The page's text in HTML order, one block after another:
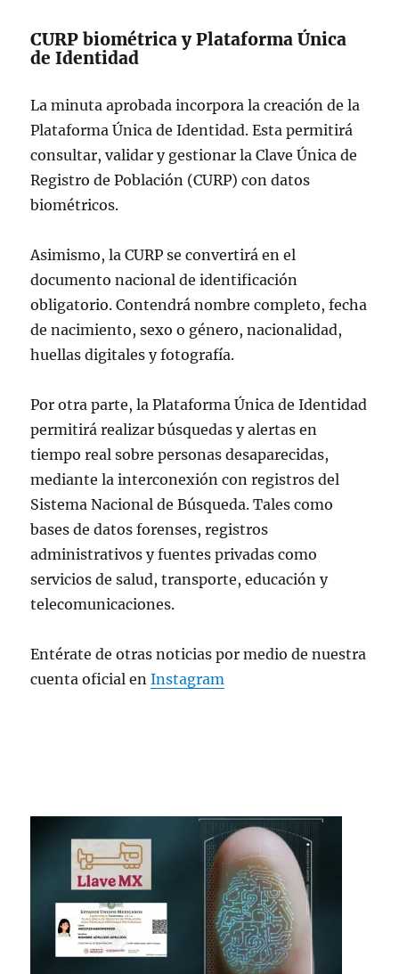
— H. Cámara de Diputados
CURP biométrica y Plataforma Única
de Identidad
La minuta aprobada incorpora la creación de la
Plataforma Única de Identidad. Esta permitirá
consultar, validar y gestionar la Clave Única de
Registro de Población (CURP) con datos
biométricos.
Asimismo, la CURP se convertirá en el
documento nacional de identificación
obligatorio. Contendrá nombre completo, fecha
de nacimiento, sexo o género, nacionalidad,
huellas digitales y fotografía.
Por otra parte, la Plataforma Única de Identidad
permitirá realizar búsquedas y alertas en
tiempo real sobre personas desaparecidas,
mediante la interconexión con registros del
Sistema Nacional de Búsqueda. Tales como
bases de datos forenses, registros
administrativos y fuentes privadas como
servicios de salud, transporte, educación y
telecomunicaciones.
Entérate de otras noticias por medio de nuestra
cuenta oficial enInstagram